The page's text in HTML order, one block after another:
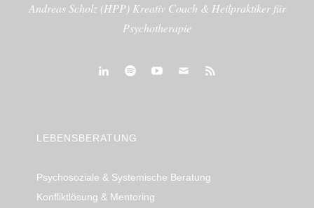
Andreas Scholz (HPP) Kreativ Coach & Heilpraktiker für
Psychotherapie
LEBENSBERATUNG
Psychosoziale & Systemische Beratung
Konfliktlösung & Mentoring